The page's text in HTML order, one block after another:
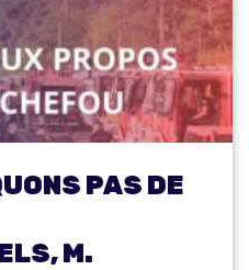
PAS DE
M.